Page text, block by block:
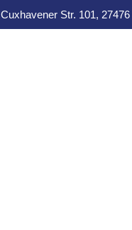
Cuxhavener Str. 101,